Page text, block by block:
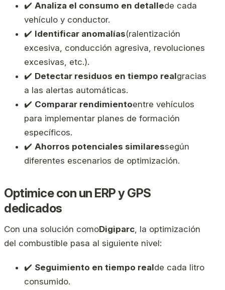
✔️ Analiza el consumo en detallede cada
vehículo y conductor.
✔️ Identificar anomalías(ralentización
excesiva, conducción agresiva, revoluciones
excesivas, etc.).
✔️ Detectar residuos en tiempo realgracias
a las alertas automáticas.
✔️ Comparar rendimientoentre vehículos
para implementar planes de formación
específicos.
✔️ Ahorros potenciales similaressegún
diferentes escenarios de optimización.
Optimice con un ERP y GPS
dedicados
Con una solución comoDigiparc, la optimización
del combustible pasa al siguiente nivel:
✔️ Seguimiento en tiempo realde cada litro
consumido.